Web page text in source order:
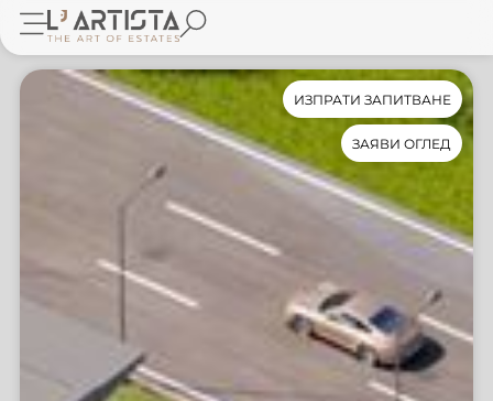
ИЗПРАТИ ЗАПИТВАНЕ
ЗАЯВИ ОГЛЕД